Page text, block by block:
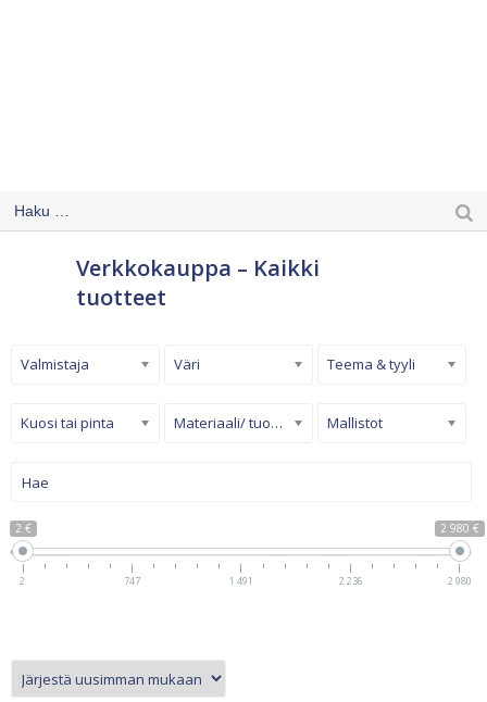
Verkkokauppa – Kaikki
tuotteet
2 € 2 980 €
2 747 1 491 2 236 2 980
Valmistaja Väri Teema & tyyli
Kuosi tai pinta Materiaali/ tuotetyyppi Mallistot